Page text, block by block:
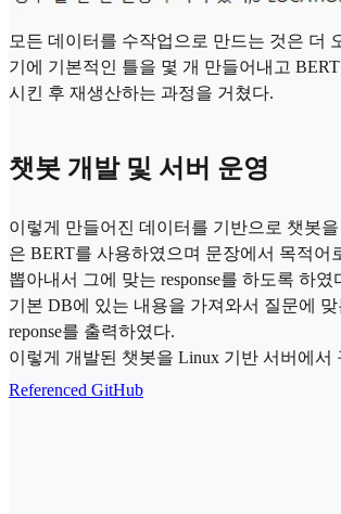
모든 데이터를 수작업으로 만드는 것은 더
기에 기본적인 틀을 몇 개 만들어내고
시킨 후 재생산하는 과정을 거쳤다.
챗봇 개발 및 서버 운영
이렇게 만들어진 데이터를 기반으로 챗봇
은 BERT를 사용하였으며 문장에서 목적어
뽑아내서 그에 맞는 response를 하도록 하였
기본 DB에 있는 내용을 가져와서 질문에
reponse를 출력하였다.
이렇게 개발된 챗봇을 Linux 기반 서버에서
Referenced GitHub